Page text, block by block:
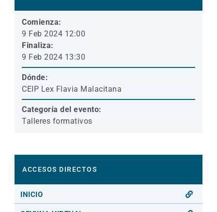
Comienza:
9 Feb 2024 12:00
Finaliza:
9 Feb 2024 13:30
Dónde:
CEIP Lex Flavia Malacitana
Categoría del evento:
Talleres formativos
ACCESOS DIRECTOS
INICIO